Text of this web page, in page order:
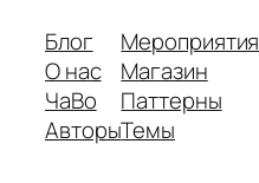
Блог
О нас
ЧаВо
Авторы
Мероприятия
Магазин
Паттерны
Темы